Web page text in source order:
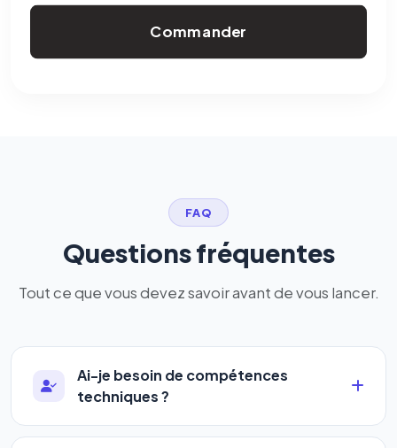
Commander
FAQ
Questions fréquentes
Tout ce que vous devez savoir avant de vous lancer.
Ai-je besoin de compétences
techniques ?
Absolument pas. Notre logiciel a été conçu pour